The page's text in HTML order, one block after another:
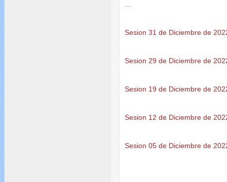
Sesion 31 de Diciembre de
Sesion 29 de Diciembre de
Sesion 19 de Diciembre de
Sesion 12 de Diciembre de
Sesion 05 de Diciembre de